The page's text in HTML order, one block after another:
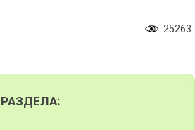
25263